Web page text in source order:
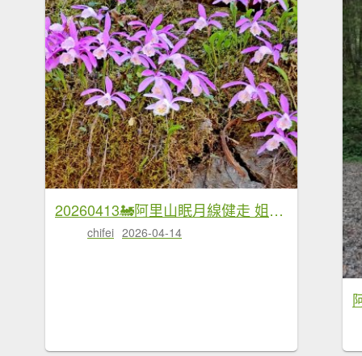
20260413🚂阿里山眠月線健走 姐妹潭 水山巨木療癒步道
chifei 2026-04-14